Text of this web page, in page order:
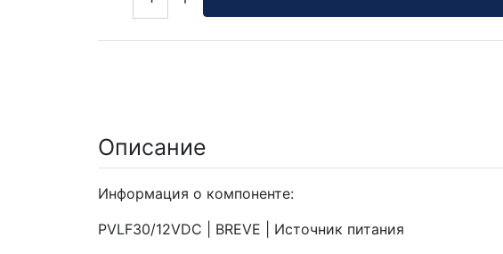
Описание
Информация о компоненте:
PVLF30/12VDC | BREVE | Источник питания